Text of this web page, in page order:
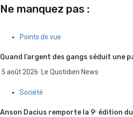
Ne manquez pas :
Points de vue
Quand l’argent des gangs séduit une
5 août 2026 Le Quotidien News
Société
Anson Dacius remporte la 9ᵉ édition